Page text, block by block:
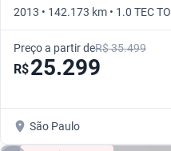
2013 • 142.173 km • 1.0 TEC
Preço a partir deR$ 35.499
R$25.299
São Paulo